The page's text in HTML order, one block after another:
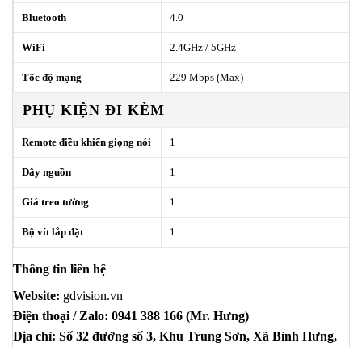
Bluetooth 4.0
WiFi 2.4GHz / 5GHz
Tốc độ mạng 229 Mbps (Max)
PHỤ KIỆN ĐI KÈM
Remote điều khiển giọng nói 1
Dây nguồn 1
Giá treo tường 1
Bộ vít lắp đặt 1
Thông tin liên hệ
Website: gdvision.vn
Điện thoại / Zalo: 0941 388 166 (Mr. Hưng)
Địa chỉ: Số 32 đường số 3, Khu Trung Sơn, Xã Bình Hưng,